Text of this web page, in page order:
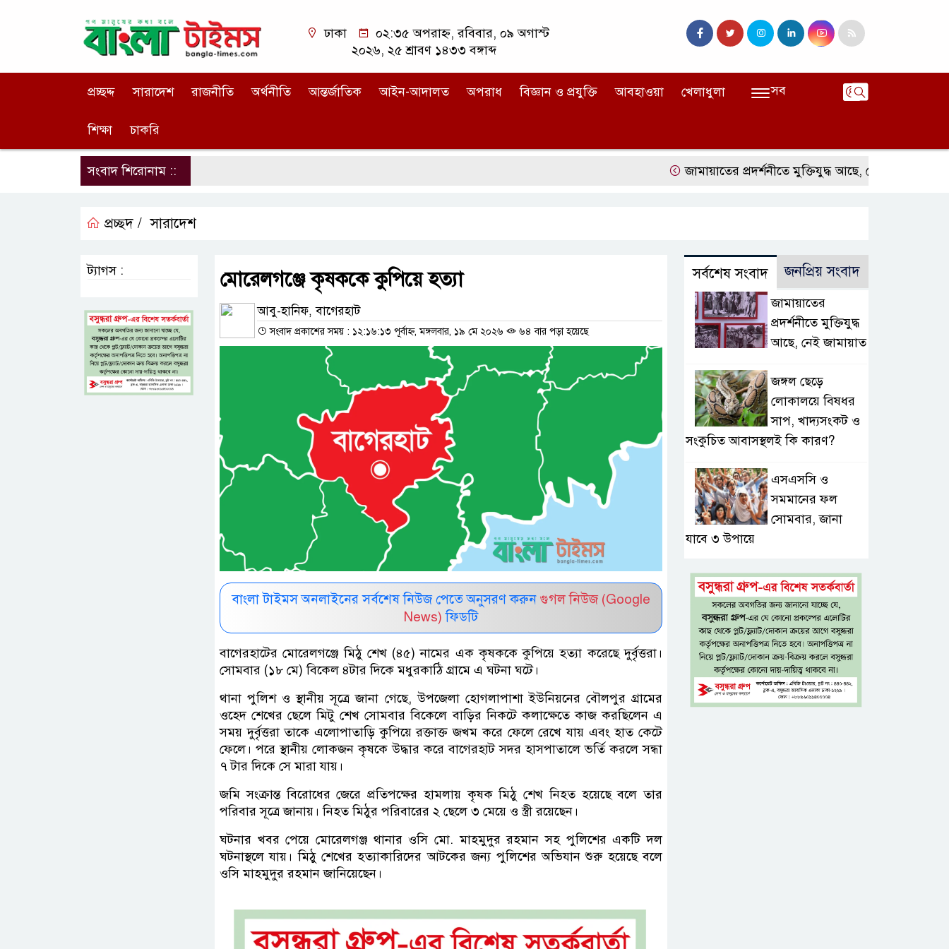
ঢাকা
০২:৩৫ অপরাহ্ন, রবিবার, ০৯ অগাস্ট
২০২৬, ২৫ শ্রাবণ ১৪৩৩ বঙ্গাব্দ
প্রচ্ছদ্দ সারাদেশ রাজনীতি অর্থনীতি আন্তর্জাতিক আইন-আদালত অপরাধ বিজ্ঞান ও প্রযুক্তি আবহাওয়া খেলাধুলা
শিক্ষা চাকরি
সব
সংবাদ শিরোনাম :: জামায়াতের প্রদর্শনীতে মুক্তিযুদ্ধ আছে, নেই জামায়াত
প্রচ্ছদ / সারাদেশ
মোরেলগঞ্জে কৃষককে কুপিয়ে হত্যা
আবু-হানিফ, বাগেরহাট
সংবাদ প্রকাশের সময় : ১২:১৬:১৩ পূর্বাহ্ন, মঙ্গলবার, ১৯ মে ২০২৬ ৬৪ বার পড়া হয়েছে
বাংলা টাইমস অনলাইনের সর্বশেষ নিউজ পেতে অনুসরণ করুন গুগল নিউজ (Google
News) ফিডটি
বাগেরহাটের মোরেলগঞ্জে মিঠু শেখ (৪৫) নামের এক কৃষককে কুপিয়ে হত্যা করেছে দুর্বৃত্তরা।
সোমবার (১৮ মে) বিকেল ৪টার দিকে মধুরকাঠি গ্রামে এ ঘটনা ঘটে।
থানা পুলিশ ও স্থানীয় সূত্রে জানা গেছে, উপজেলা হোগলাপাশা ইউনিয়নের বৌলপুর গ্রামের
ওহেদ শেখের ছেলে মিটু শেখ সোমবার বিকেলে বাড়ির নিকটে কলাক্ষেতে কাজ করছিলেন এ
সময় দুর্বৃত্তরা তাকে এলোপাতাড়ি কুপিয়ে রক্তাক্ত জখম করে ফেলে রেখে যায় এবং হাত কেটে
ফেলে। পরে স্থানীয় লোকজন কৃষকে উদ্ধার করে বাগেরহাট সদর হাসপাতালে ভর্তি করলে সন্ধা
৭ টার দিকে সে মারা যায়।
জমি সংক্রান্ত বিরোধের জেরে প্রতিপক্ষের হামলায় কৃষক মিঠু শেখ নিহত হয়েছে বলে তার
পরিবার সূত্রে জানায়। নিহত মিঠুর পরিবারের ২ ছেলে ৩ মেয়ে ও স্ত্রী রয়েছেন।
ঘটনার খবর পেয়ে মোরেলগঞ্জ থানার ওসি মো. মাহমুদুর রহমান সহ পুলিশের একটি দল
ঘটনাস্থলে যায়। মিঠু শেখের হত্যাকারিদের আটকের জন্য পুলিশের অভিযান শুরু হয়েছে বলে
ওসি মাহমুদুর রহমান জানিয়েছেন।
ট্যাগস : সর্বশেষ সংবাদ জনপ্রিয় সংবাদ
জামায়াতের
প্রদর্শনীতে মুক্তিযুদ্ধ
আছে, নেই জামায়াত
জঙ্গল ছেড়ে
লোকালয়ে বিষধর
সাপ, খাদ্যসংকট ও
সংকুচিত আবাসস্থলই কি কারণ?
এসএসসি ও
সমমানের ফল
সোমবার, জানা
যাবে ৩ উপায়ে
একই খাটে মা-
ছেলের লাশ, শিশুর
হাত-পা বাঁধা—
যশোরে রহস্যজনক মৃত্যু
মাকে খুঁজতে এসে
মিলল পলিথিনে